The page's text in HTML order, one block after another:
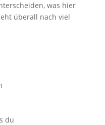
was hier
überall nach viel
du